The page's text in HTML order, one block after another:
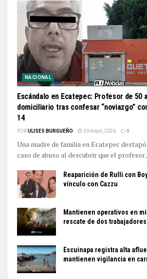
NACIONAL
Escándalo en Ecatepec: Profesor de 50
domiciliario tras confesar “noviazgo”
14
PORULISES BURGUEÑO 30 mayo, 2026 0
Una madre de familia en Ecatepec
caso de abuso al descubrir que el
Reaparición de Rulli con
vínculo con Cazzu
Mantienen operativos en
rescate de dos trabajadores
Escuinapa registra alta
mantienen vigilancia en